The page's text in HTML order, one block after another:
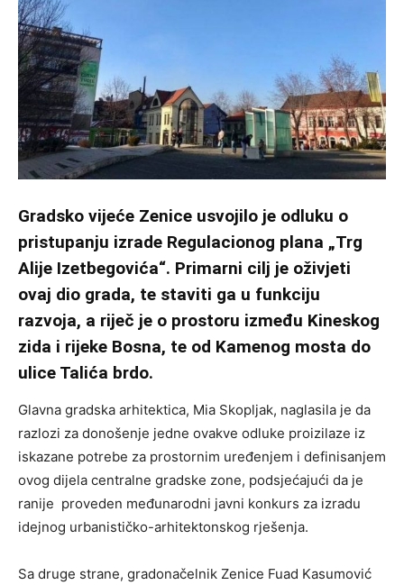
Gradsko vijeće Zenice usvojilo je odluku o
pristupanju izrade Regulacionog plana „Trg
Alije Izetbegovića“. Primarni cilj je oživjeti
ovaj dio grada, te staviti ga u funkciju
razvoja, a riječ je o prostoru između Kineskog
zida i rijeke Bosna, te od Kamenog mosta do
ulice Talića brdo.
Glavna gradska arhitektica, Mia Skopljak, naglasila je da
razlozi za donošenje jedne ovakve odluke proizilaze iz
iskazane potrebe za prostornim uređenjem i definisanjem
ovog dijela centralne gradske zone, podsjećajući da je
ranije proveden međunarodni javni konkurs za izradu
idejnog urbanističko-arhitektonskog rješenja.
Sa druge strane, gradonačelnik Zenice Fuad Kasumović